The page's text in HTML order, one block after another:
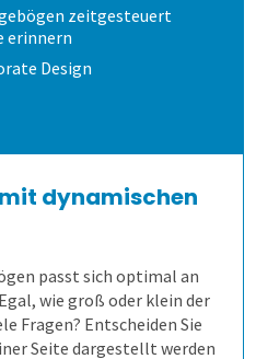
wie?
abrufen
dorthin?
zeitgesteuert
erinnern
Design
dynamischen
passt sich optimal an
wie groß oder klein der
Fragen? Entscheiden Sie
Seite dargestellt werden